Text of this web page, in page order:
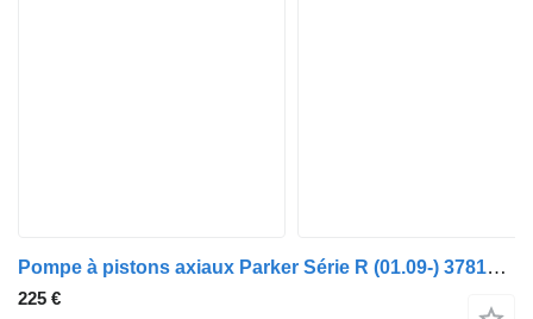
Pompe à pistons axiaux Parker Série R (01.09-) 3781060 pour camion Scania P,G,R,T-series (2004-2017)
225 €